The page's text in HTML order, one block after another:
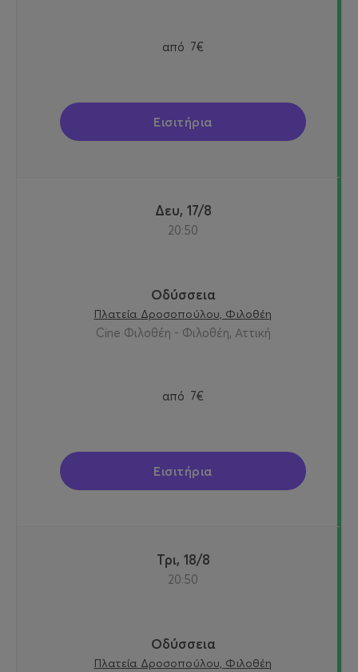
από 7€
Εισιτήρια
Δευ, 17/8
20:50
Οδύσσεια
Πλατεία Δροσοπούλου, Φιλοθέη
Cine Φιλοθέη - Φιλοθέη, Αττική
από 7€
Εισιτήρια
Τρι, 18/8
20:50
Οδύσσεια
Πλατεία Δροσοπούλου, Φιλοθέη